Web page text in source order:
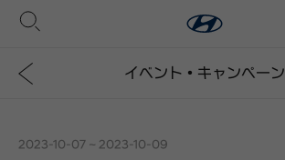
イベント・キャンペーン
2023-10-07 ~ 2023-10-09